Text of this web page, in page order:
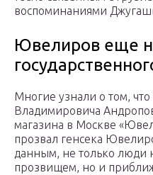
воспоминаниями
Ювелиров еще
Многие узнали о том,
Владимировича
магазина в Москве
прозвал генсека
данным, не только люди
прозвищем, но и